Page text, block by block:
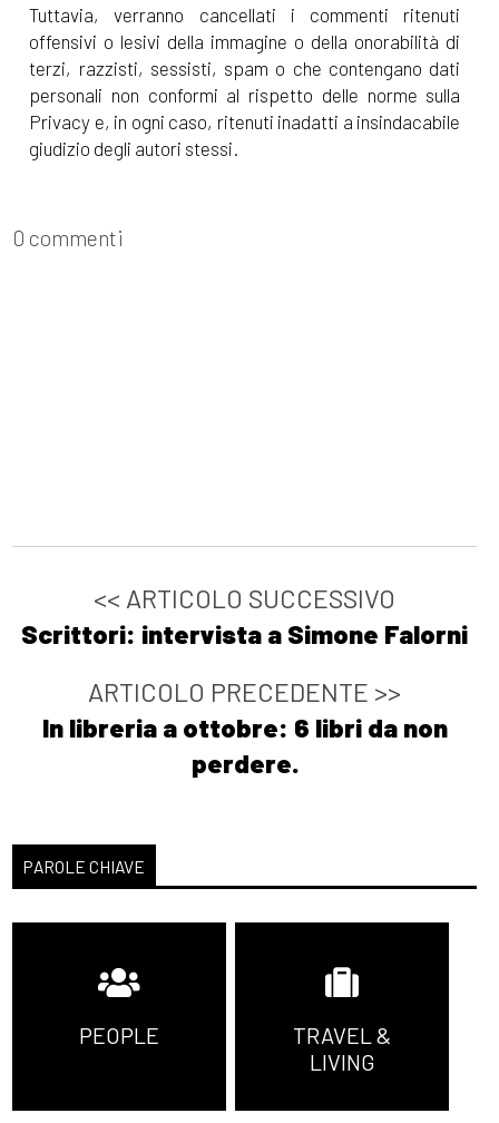
Tuttavia, verranno cancellati i commenti ritenuti
offensivi o lesivi della immagine o della onorabilità di
terzi, razzisti, sessisti, spam o che contengano dati
personali non conformi al rispetto delle norme sulla
Privacy e, in ogni caso, ritenuti inadatti a insindacabile
giudizio degli autori stessi.
0 commenti
<< ARTICOLO SUCCESSIVO
Scrittori: intervista a Simone Falorni
ARTICOLO PRECEDENTE >>
In libreria a ottobre: 6 libri da non
perdere.
PAROLE CHIAVE
PEOPLE
TRAVEL &
LIVING